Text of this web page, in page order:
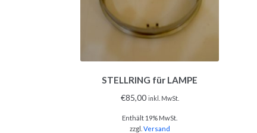
STELLRING für LAMPE
€85,00 inkl. MwSt.
Enthält 19% MwSt.
zzgl. Versand